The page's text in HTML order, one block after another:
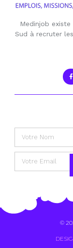
Medinjob
Sud à recruter
©